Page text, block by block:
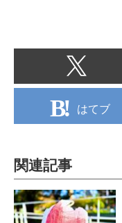
はてブ
関連記事